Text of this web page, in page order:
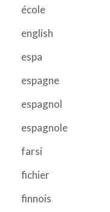
école
english
espa
espagne
espagnol
espagnole
farsi
fichier
finnois